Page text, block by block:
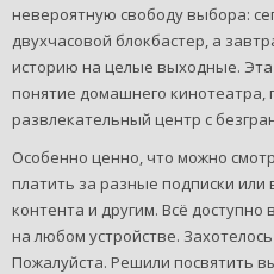
невероятную свободу выбора:
двухчасовой блокбастер, а
историю на целые выходные.
понятие домашнего
развлекательный центр с
Особенно ценно, что можно
платить за разные подписки
контента и другим. Всё
на любом устройстве.
Пожалуйста. Решили посвятить